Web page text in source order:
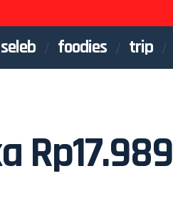
seleb foodies trip
Rp17.989